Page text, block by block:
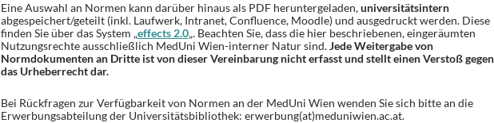
Eine Auswahl an Normen kann darüber hinaus als PDF heruntergeladen,universitätsintern
abgespeichert/geteilt (inkl. Laufwerk, Intranet, Confluence, Moodle) und ausgedruckt werden. Diese
finden Sie über das System „effects 2.0„. Beachten Sie, dass die hier beschriebenen, eingeräumten
Nutzungsrechte ausschließlich MedUni Wien-interner Natur sind.Jede Weitergabe von
Normdokumenten an Dritte ist von dieser Vereinbarung nicht erfasst und stellt einen Verstoß gegen
das Urheberrecht dar.
Bei Rückfragen zur Verfügbarkeit von Normen an der MedUni Wien wenden Sie sich bitte an die
Erwerbungsabteilung der Universitätsbibliothek: erwerbung(at)meduniwien.ac.at.